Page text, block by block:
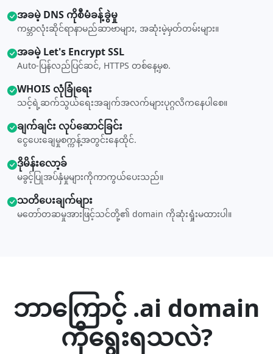
အခမဲ့ DNS ကိုစီမံခန့်ခွဲမှု
ကမ္ဘာလုံးဆိုင်ရာနာမည်ဆာဗာများ, အဆုံးမဲ့မှတ်တမ်းများ။
အခမဲ့ Let's Encrypt SSL
Auto-ပြန်လည်ပြင်ဆင်, HTTPS တစ်နေ့မှစ.
WHOIS လုံခြုံရေး
သင့်ရဲ့ဆက်သွယ်ရေးအချက်အလက်များပုဂ္ဂလိကနေပါစေ။
ချက်ချင်း လုပ်ဆောင်ခြင်း
ငွေပေးချေမှုစက္ကန့်အတွင်းနေထိုင်.
ဒိုမိန်းလော့ခ်
မခွင့်ပြုအပ်နှံမှုများကိုကာကွယ်ပေးသည်။
သတိပေးချက်များ
မတော်တဆမှုအားဖြင့်သင်တို့၏ domain ကိုဆုံးရှုံးမထားပါ။
ဘာကြောင့် .ai domain
ကိုရွေးရသလဲ?